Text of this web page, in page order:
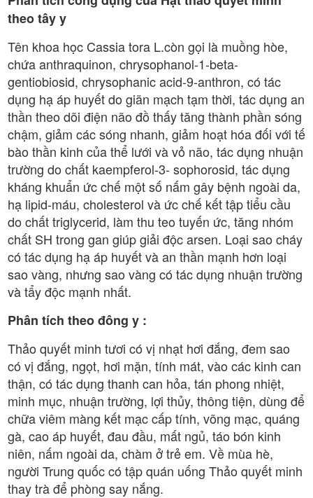
theo tây y
Tên khoa học Cassia tora L.còn gọi là muồng hòe,
chứa anthraquinon, chrysophanol-1-beta-
gentiobiosid, chrysophanic acid-9-anthron, có tác
dụng hạ áp huyết do giãn mạch tạm thời, tác dụng an
thần theo dõi điện não đồ thấy tăng thành phần sóng
chậm, giảm các sóng nhanh, giảm hoạt hóa đối với tế
bào thần kinh của thể lưới và vỏ não, tác dụng nhuận
trường do chất kaempferol-3- sophorosid, tác dụng
kháng khuẩn ức chế một số nấm gây bệnh ngoài da,
hạ lipid-máu, cholesterol và ức chế kết tập tiểu cầu
do chất triglycerid, làm thu teo tuyến ức, tăng nhóm
chất SH trong gan giúp giải độc arsen. Loại sao cháy
có tác dụng hạ áp huyết và an thần mạnh hơn loại
sao vàng, nhưng sao vàng có tác dụng nhuận trường
và tẩy độc mạnh nhất.
Phân tích theo đông y :
Thảo quyết minh tươi có vị nhạt hơi đắng, đem sao
có vị đắng, ngọt, hơi mặn, tính mát, vào các kinh can
thận, có tác dụng thanh can hỏa, tán phong nhiệt,
minh mục, nhuận trường, lợi thủy, thông tiện, dùng để
chữa viêm màng kết mạc cấp tính, võng mạc, quáng
gà, cao áp huyết, đau đầu, mất ngủ, táo bón kinh
niên, nấm ngoài da, chàm ở trẻ em. Về mùa hè,
người Trung quốc có tập quán uống Thảo quyết minh
thay trà để phòng say nắng.